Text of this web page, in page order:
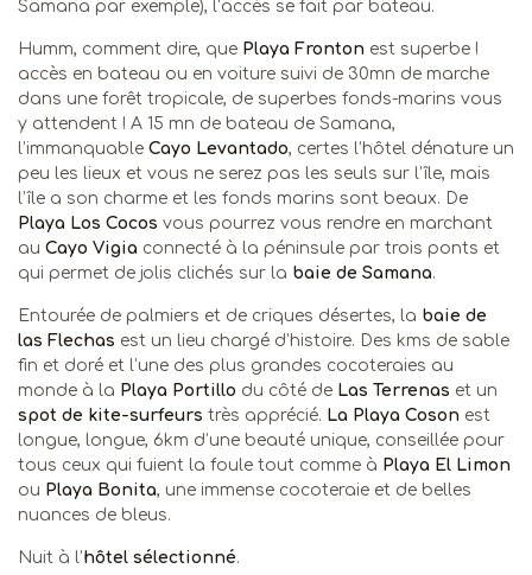
Samana par exemple), l’accès se fait par bateau.
Humm, comment dire, que Playa Fronton est superbe !
accès en bateau ou en voiture suivi de 30mn de marche
dans une forêt tropicale, de superbes fonds-marins vous
y attendent ! A 15 mn de bateau de Samana,
l’immanquable Cayo Levantado, certes l’hôtel dénature un
peu les lieux et vous ne serez pas les seuls sur l’île, mais
l’île a son charme et les fonds marins sont beaux. De
Playa Los Cocos vous pourrez vous rendre en marchant
au Cayo Vigia connecté à la péninsule par trois ponts et
qui permet de jolis clichés sur la baie de Samana.
Entourée de palmiers et de criques désertes, la baie de
las Flechas est un lieu chargé d’histoire. Des kms de sable
fin et doré et l’une des plus grandes cocoteraies au
monde à la Playa Portillo du côté de Las Terrenas et un
spot de kite-surfeurs très apprécié. La Playa Coson est
longue, longue, 6km d’une beauté unique, conseillée pour
tous ceux qui fuient la foule tout comme à Playa El Limon
ou Playa Bonita, une immense cocoteraie et de belles
nuances de bleus.
Nuit à l’hôtel sélectionné.